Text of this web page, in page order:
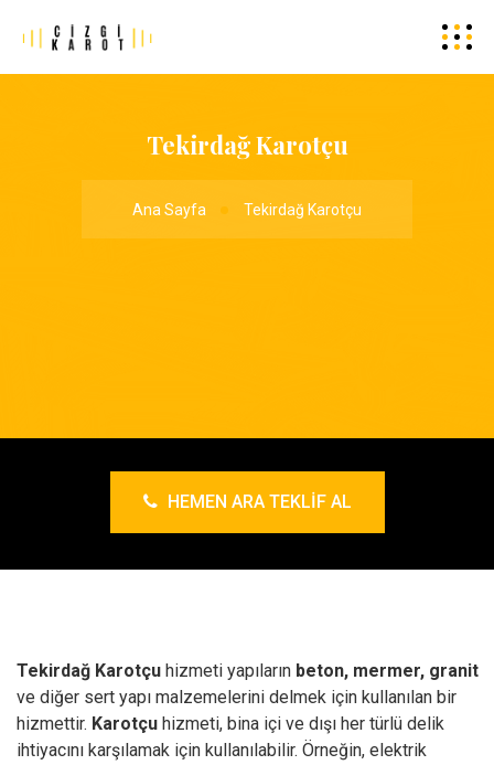
Tekirdağ Karotçu
Ana Sayfa Tekirdağ Karotçu
HEMEN ARA TEKLIF AL
Tekirdağ Karotçu hizmeti yapıların beton, mermer, granit
ve diğer sert yapı malzemelerini delmek için kullanılan bir
hizmettir. Karotçu hizmeti, bina içi ve dışı her türlü delik
ihtiyacını karşılamak için kullanılabilir. Örneğin, elektrik